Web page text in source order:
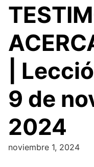
|
9 de
2024
noviembre 1, 2024